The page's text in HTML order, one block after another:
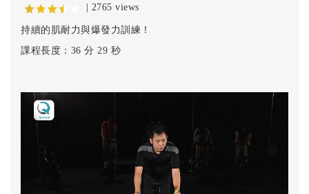
| 2765 views
持續的肌耐力與爆發力訓練！
課程長度：36 分 29 秒